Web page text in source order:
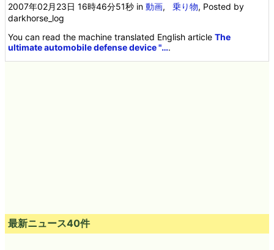
2007年02月23日 16時46分51秒 in動画,乗り物, Posted by
darkhorse_log
You can read the machine translated English articleThe
ultimate automobile defense device "….
最新ニュース40件